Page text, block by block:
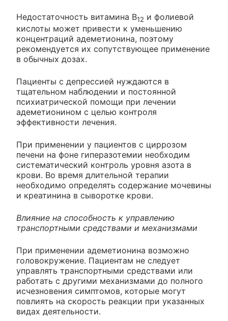
Недостаточность витамина В12 и фолиевой
кислоты может привести к уменьшению
концентраций адеметионина, поэтому
рекомендуется их сопутствующее применение
в обычных дозах.
Пациенты с депрессией нуждаются в
тщательном наблюдении и постоянной
психиатрической помощи при лечении
адеметионином с целью контроля
эффективности лечения.
При применении у пациентов с циррозом
печени на фоне гиперазотемии необходим
систематический контроль уровня азота в
крови. Во время длительной терапии
необходимо определять содержание мочевины
и креатинина в сыворотке крови.
Влияние на способность к управлению
транспортными средствами и механизмами
При применении адеметионина возможно
головокружение. Пациентам не следует
управлять транспортными средствами или
работать с другими механизмами до полного
исчезновения симптомов, которые могут
повлиять на скорость реакции при указанных
видах деятельности.